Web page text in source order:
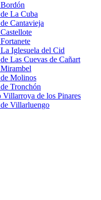
La Cuba
Cantavieja
Iglesuela del Cid
Las Cuevas de Cañart
Molinos
Tronchón
de los Pinares
Villarluengo